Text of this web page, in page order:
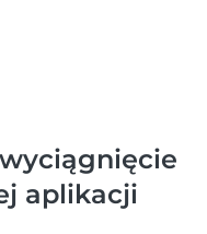
aplikacji